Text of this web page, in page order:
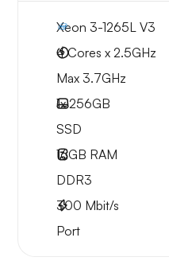
Xeon 3-1265L V3
4 Cores x 2.5GHz
Max 3.7GHz
1x256GB
SSD
16GB RAM
DDR3
300 Mbit/s
Port